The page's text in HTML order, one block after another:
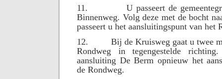
11.
U passeert de
Binnenweg. Volg deze met de bocht
passeert u het aansluitingspunt van het
12.
Bij de Kruisweg gaat u twee
Rondweg in tegengestelde
aansluiting De Berm opnieuw het
de Rondweg.